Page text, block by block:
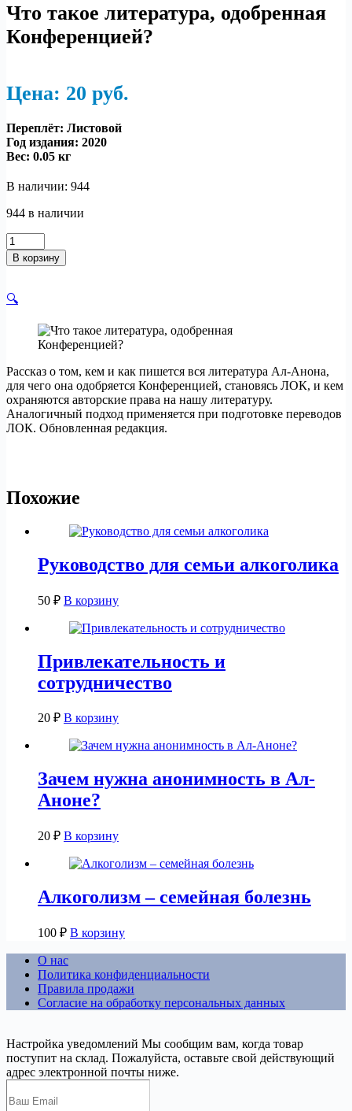
🔍
Рассказ о том, кем и как пишется вся литература Ал-Анона,
для чего она одобряется Конференцией, становясь ЛОК, и кем
охраняются авторские права на нашу литературу.
Аналогичный подход применяется при подготовке переводов
ЛОК. Обновленная редакция.
Что такое литература, одобренная
Конференцией?
Цена: 20 руб.
Переплёт: Листовой
Год издания: 2020
Вес: 0.05 кг
В наличии: 944
944 в наличии
Количество
товара
Что
литература,
Конференцией?
В корзину
Похожие
Руководство для семьи алкоголика
50 ₽ В корзину
Привлекательность и
сотрудничество
20 ₽ В корзину
Зачем нужна анонимность в Ал-
Аноне?
20 ₽ В корзину
Алкоголизм – семейная болезнь
100 ₽ В корзину
О нас
Политика конфиденциальности
Правила продажи
Согласие на обработку персональных данных
Настройка уведомлений Мы сообщим вам, когда товар
поступит на склад. Пожалуйста, оставьте свой действующий
адрес электронной почты ниже.